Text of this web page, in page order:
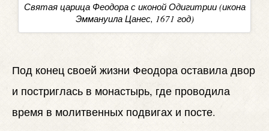
Святая царица Феодора с иконой Одигитрии (икона
Эммануила Цанес, 1671 год)
Под конец своей жизни Феодора оставила двор
и постриглась в монастырь, где проводила
время в молитвенных подвигах и посте.